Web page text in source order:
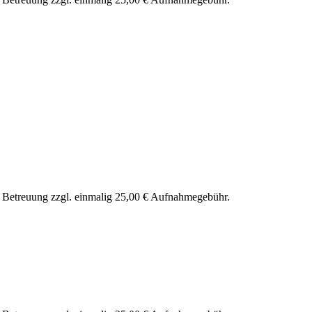
zzgl. einmalig 25,00 € Aufnahmegebühr.